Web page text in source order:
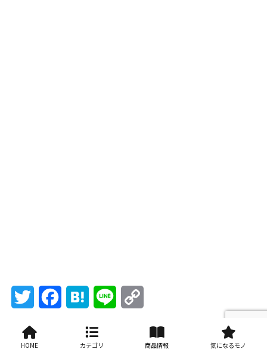
Twitter FacebookHatena Line
HOME カテゴリ 商品情報 気になるモノ